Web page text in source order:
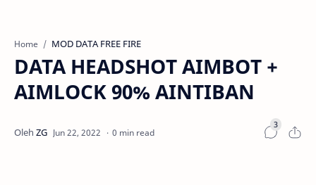
Home MOD DATA FREE FIRE
DATA HEADSHOT AIMBOT +
AIMLOCK 90% AINTIBAN
0 min read